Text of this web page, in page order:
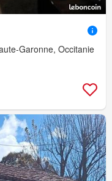
Garonne, Occitanie